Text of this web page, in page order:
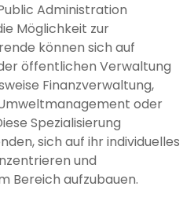
Administration
Möglichkeit zur
können sich auf
öffentlichen Verwaltung
Finanzverwaltung,
oder
Spezialisierung
sich auf ihr individuelles
und
Bereich aufzubauen.